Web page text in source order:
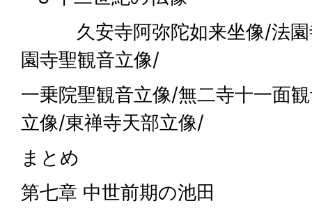
久安寺阿弥陀如来坐像/法園
園寺聖観音立像/
一乗院聖観音立像/無二寺十一面
立像/東禅寺天部立像/
まとめ
第七章 中世前期の池田